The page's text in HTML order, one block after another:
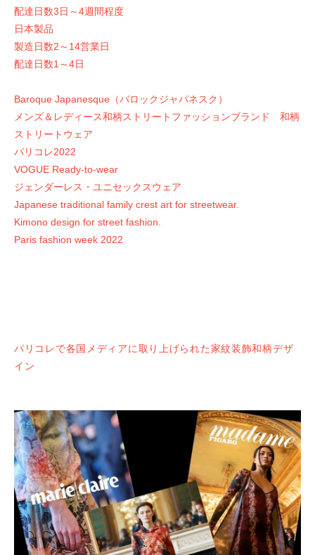
配達日数3日～4週間程度
日本製品
製造日数2～14営業日
配達日数1～4日
Baroque Japanesque（バロックジャパネスク）
メンズ＆レディース和柄ストリートファッションブランド 和柄
ストリートウェア
パリコレ2022
VOGUE Ready-to-wear
ジェンダーレス・ユニセックスウェア
Japanese traditional family crest art for streetwear.
Kimono design for street fashion.
Paris fashion week 2022
パリコレで各国メディアに取り上げられた家紋装飾和柄デザ
イン